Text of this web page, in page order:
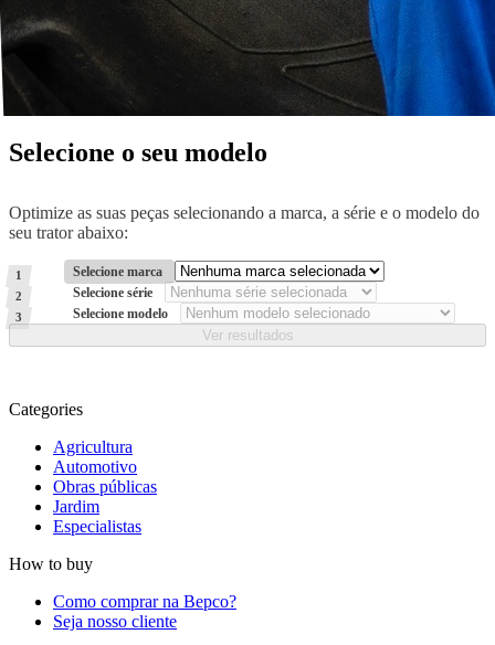
Selecione o seu modelo
Optimize as suas peças selecionando a marca, a série e o modelo do
seu trator abaixo:
1 Selecione marca
2 Selecione série
3 Selecione modelo
Categories
Agricultura
Automotivo
Obras públicas
Jardim
Especialistas
How to buy
Como comprar na Bepco?
Seja nosso cliente